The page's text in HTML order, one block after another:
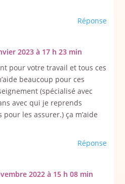
Réponse
2023 à 17 h 23 min
pour votre travail et tous ces
beaucoup pour ces
(spécialisé avec
avec qui je reprends
pour les assurer.) ça m’aide
Réponse
2022 à 15 h 08 min